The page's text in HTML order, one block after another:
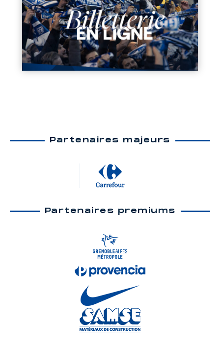
Partenaires majeurs
Partenaires premiums